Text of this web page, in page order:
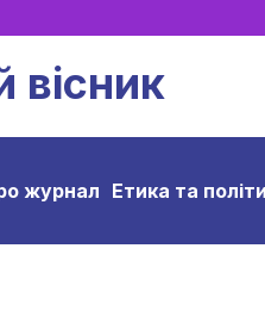
вісник
журнал Етика та